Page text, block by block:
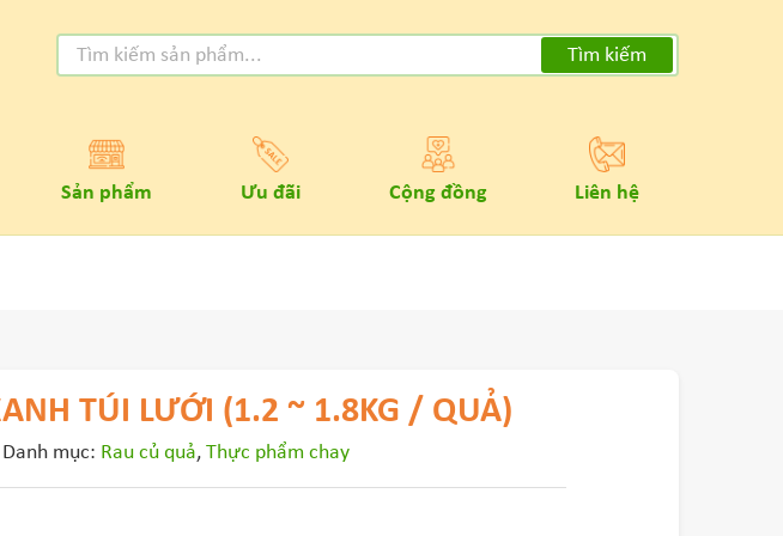
Tìm kiếm
Sản phẩm Ưu đãi Cộng đồng Liên hệ
TÚI LƯỚI (1.2 ~ 1.8KG / QUẢ)
Danh mục: Rau củ quả, Thực phẩm chay